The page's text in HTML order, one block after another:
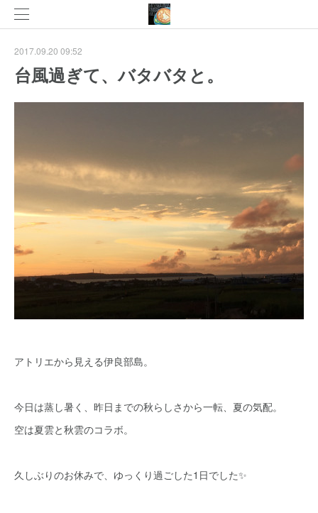
2017.09.20 09:52
台風過ぎて、バタバタと。
アトリエから見える伊良部島。
今日は蒸し暑く、昨日までの秋らしさから一転、夏の気配。
空は夏雲と秋雲のコラボ。
久しぶりのお休みで、ゆっくり過ごした1日でした✨